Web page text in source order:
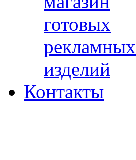
готовых
рекламных
изделий
Контакты